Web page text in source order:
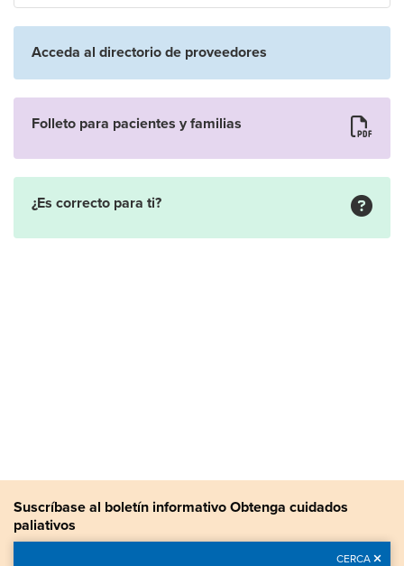
Acceda al directorio de proveedores
Folleto para pacientes y familias
¿Es correcto para ti?
Suscríbase al boletín informativo Obtenga cuidados
paliativos
Manténgase actualizado con noticias sobre cuidados paliativos,
CERCA